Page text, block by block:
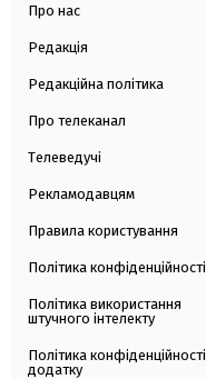
Про нас
Редакція
Редакційна політика
Про телеканал
Телеведучі
Рекламодавцям
Правила користування
Політика конфіденційності
Політика використання
штучного інтелекту
Політика конфіденційності
додатку